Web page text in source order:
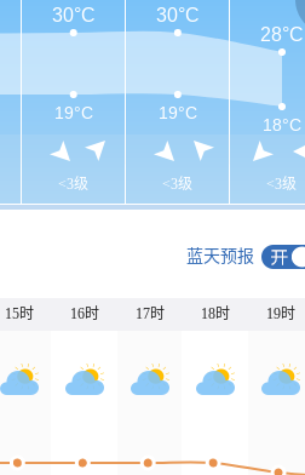
<3级 <3级 <3级
30°C
30°C
28°C
19°C 19°C
18°C
蓝天预报
15时 16时 17时 18时 19时